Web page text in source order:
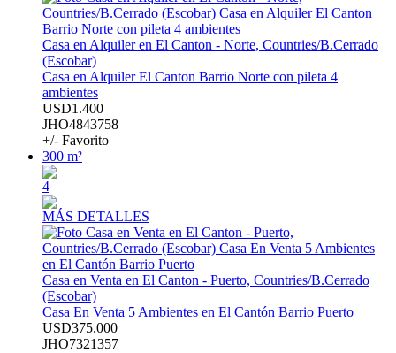
Casa en Alquiler en El Canton - Norte, Countries/B.Cerrado
(Escobar)
Casa en Alquiler El Canton Barrio Norte con pileta 4
ambientes
USD1.400
JHO4843758
+/- Favorito
300 m²
4
MÁS DETALLES
Casa en Venta en El Canton - Puerto, Countries/B.Cerrado
(Escobar)
Casa En Venta 5 Ambientes en El Cantón Barrio Puerto
USD375.000
JHO7321357